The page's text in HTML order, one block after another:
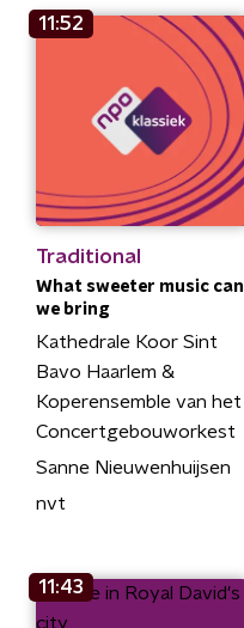
11:52
Traditional
What sweeter music can
we bring
Kathedrale Koor Sint
Bavo Haarlem &
Koperensemble van het
Concertgebouworkest
Sanne Nieuwenhuijsen
nvt
11:43